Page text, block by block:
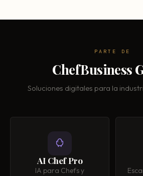
PARTE DE
ChefBusiness
Soluciones digitales para la
AI Chef Pro
IA para Chefs y